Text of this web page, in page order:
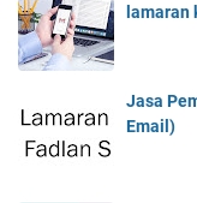
lamaran
Jasa
Email)